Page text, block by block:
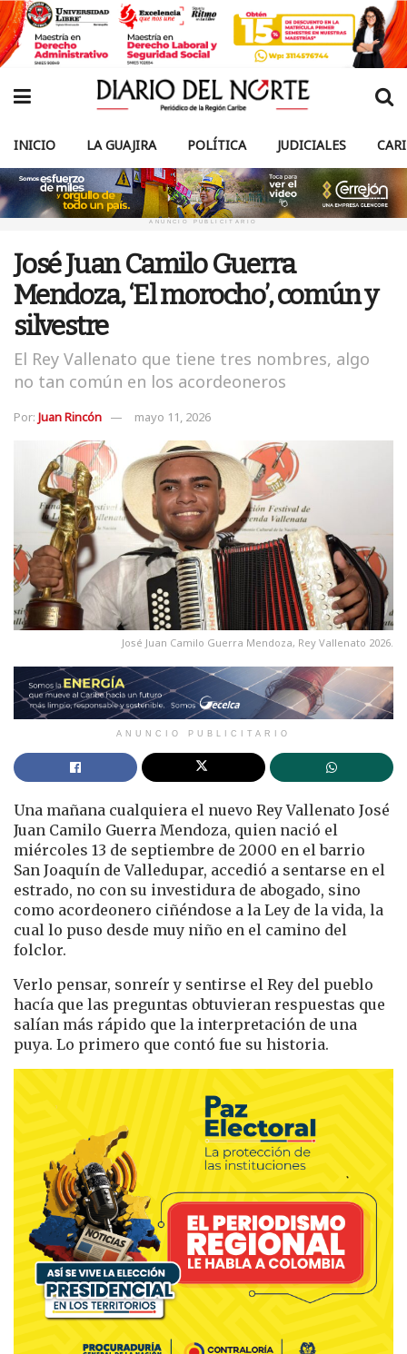
INICIO LA GUAJIRA POLÍTICA JUDICIALES
ANUNCIO PUBLICITARIO
José Juan Camilo Guerra
Mendoza, ‘El morocho’, común y
silvestre
El Rey Vallenato que tiene tres nombres, algo
no tan común en los acordeoneros
Por: Juan Rincón mayo 11, 2026
José Juan Camilo Guerra Mendoza, Rey Vallenato 2026.
ANUNCIO PUBLICITARIO
Una mañana cualquiera el nuevo Rey Vallenato José
Juan Camilo Guerra Mendoza, quien nació el
miércoles 13 de septiembre de 2000 en el barrio
San Joaquín de Valledupar, accedió a sentarse en el
estrado, no con su investidura de abogado, sino
como acordeonero ciñéndose a la Ley de la vida, la
cual lo puso desde muy niño en el camino del
folclor.
Verlo pensar, sonreír y sentirse el Rey del pueblo
hacía que las preguntas obtuvieran respuestas que
salían más rápido que la interpretación de una
puya. Lo primero que contó fue su historia.